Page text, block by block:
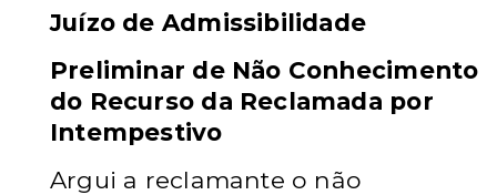
Juízo de Admissibilidade
Preliminar de Não Conhecimento
do Recurso da Reclamada por
Intempestivo
Argui a reclamante o não